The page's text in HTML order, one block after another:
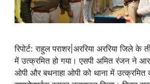
रिपोर्ट: राहुल पराशर|अररिया अररिया जिले के
में उत्क्रमित हो गया। एसपी अमित रंजन ने
ओपी और बथनाहा ओपी को थाना में उत्क्रमित